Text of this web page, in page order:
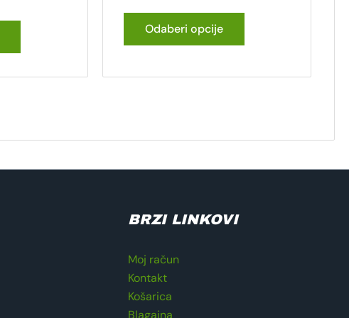
Odaberi opcije
BRZI LINKOVI
Moj račun
Kontakt
Košarica